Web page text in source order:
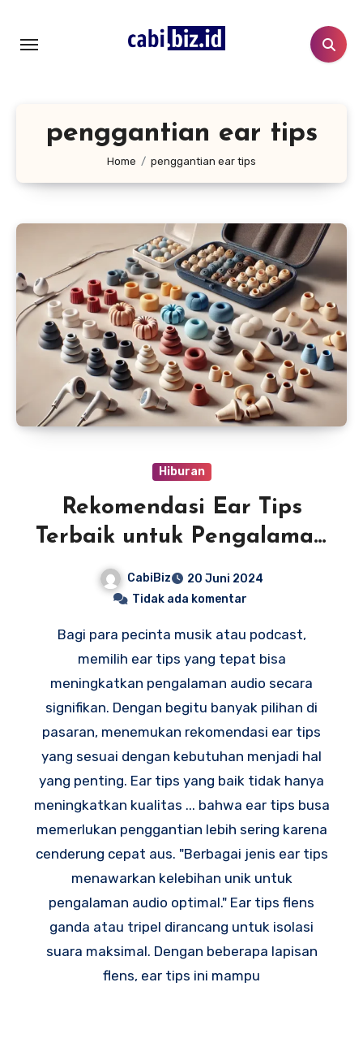
konten
penggantian ear tips
Home penggantian ear tips
Hiburan
Rekomendasi Ear Tips
Terbaik untuk Pengalaman
CabiBiz
20 Juni 2024
Tidak ada komentar
Bagi para pecinta musik atau podcast,
memilih ear tips yang tepat bisa
meningkatkan pengalaman audio secara
signifikan. Dengan begitu banyak pilihan di
pasaran, menemukan rekomendasi ear tips
yang sesuai dengan kebutuhan menjadi hal
yang penting. Ear tips yang baik tidak hanya
meningkatkan kualitas ... bahwa ear tips busa
memerlukan penggantian lebih sering karena
cenderung cepat aus. "Berbagai jenis ear tips
menawarkan kelebihan unik untuk
pengalaman audio optimal." Ear tips flens
ganda atau tripel dirancang untuk isolasi
suara maksimal. Dengan beberapa lapisan
flens, ear tips ini mampu